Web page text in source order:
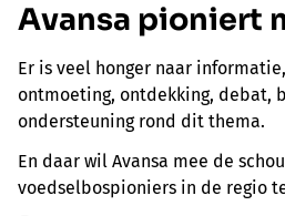
Avansa pioniert
Er is veel honger naar
ontmoeting, ontdekking, debat,
ondersteuning rond dit thema.
En daar wil Avansa mee de
voedselbospioniers in de regio